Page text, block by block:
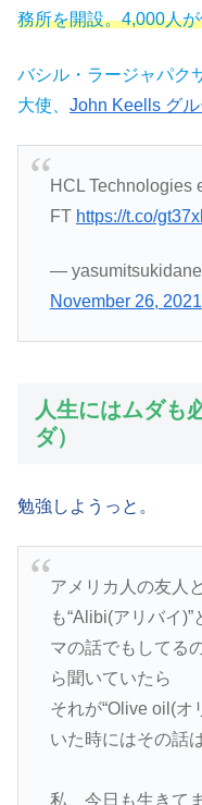
務所を開設。4,000人
バシル・ラージャパク
大使、 John Keells グ
HCL Technologies
FT https://t.co/
—
November 26, 2021
人生にはムダも
ダ）
勉強しようっと。
アメリカ人の友人
も“Alibi(アリバイ
マの話でもしてる
ら聞いていたら
それが“Olive oil(オ
いた時にはその話
私、今日も生きて